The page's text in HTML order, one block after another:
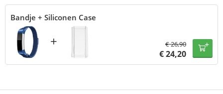
Bandje + Siliconen Case
+ €26,90
€24,20